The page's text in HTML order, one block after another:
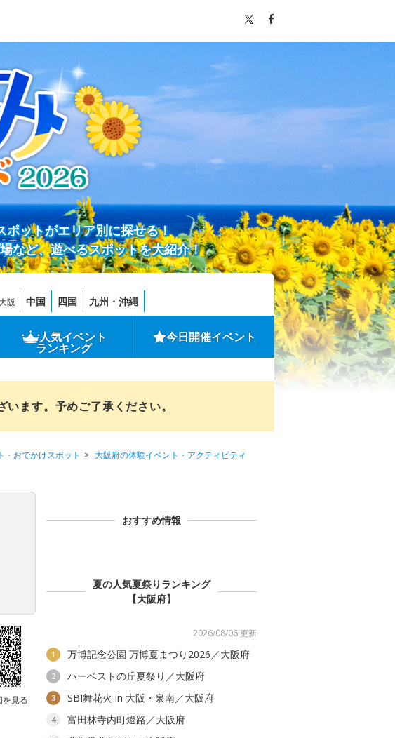
ポットがエリア別に探せる！
など、遊べるスポットを大紹介！
阪 中国 四国 九州・沖縄
人気イベント
ランキング
今日開催イベント
ます。予めご了承ください。
・おでかけスポット
大阪府の体験イベント・アクティビティ
を見る
おすすめ情報
夏の人気夏祭りランキング
【大阪府】
2026/08/06 更新
1 万博記念公園 万博夏まつり2026／大阪府
2 ハーベストの丘夏祭り／大阪府
3 SBI舞花火 in 大阪・泉南／大阪府
4 富田林寺内町燈路／大阪府